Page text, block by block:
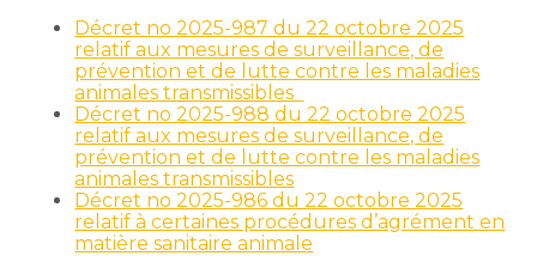
Décret no 2025-987 du 22 octobre 2025
relatif aux mesures de surveillance, de
prévention et de lutte contre les maladies
animales transmissibles
Décret no 2025-988 du 22 octobre 2025
relatif aux mesures de surveillance, de
prévention et de lutte contre les maladies
animales transmissibles
Décret no 2025-986 du 22 octobre 2025
relatif à certaines procédures d’agrément en
matière sanitaire animale